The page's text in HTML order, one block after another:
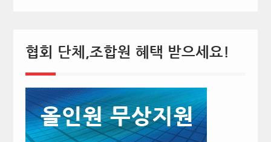
협회 단체,조합원 혜택 받으세요!